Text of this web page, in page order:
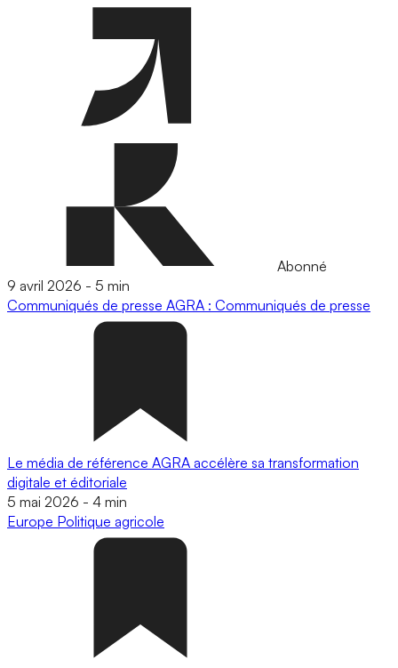
Abonné
9 avril 2026 - 5 min
Communiqués de presse AGRA : Communiqués de presse
Le média de référence AGRA accélère sa transformation
digitale et éditoriale
5 mai 2026 - 4 min
Europe Politique agricole